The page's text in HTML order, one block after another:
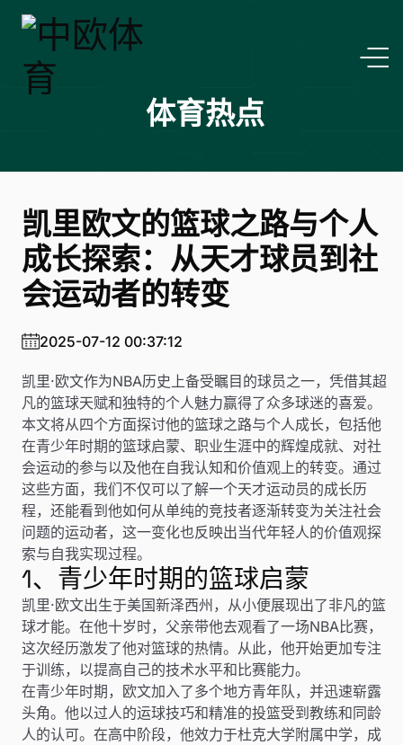
体育热点
凯里欧文的篮球之路与个人
成长探索：从天才球员到社
会运动者的转变
2025-07-12 00:37:12
凯里·欧文作为NBA历史上备受瞩目的球员之一，凭借其超
凡的篮球天赋和独特的个人魅力赢得了众多球迷的喜爱。
本文将从四个方面探讨他的篮球之路与个人成长，包括他
在青少年时期的篮球启蒙、职业生涯中的辉煌成就、对社
会运动的参与以及他在自我认知和价值观上的转变。通过
这些方面，我们不仅可以了解一个天才运动员的成长历
程，还能看到他如何从单纯的竞技者逐渐转变为关注社会
问题的运动者，这一变化也反映出当代年轻人的价值观探
索与自我实现过程。
1、青少年时期的篮球启蒙
凯里·欧文出生于美国新泽西州，从小便展现出了非凡的篮
球才能。在他十岁时，父亲带他去观看了一场NBA比赛，
这次经历激发了他对篮球的热情。从此，他开始更加专注
于训练，以提高自己的技术水平和比赛能力。
在青少年时期，欧文加入了多个地方青年队，并迅速崭露
头角。他以过人的运球技巧和精准的投篮受到教练和同龄
人的认可。在高中阶段，他效力于杜克大学附属中学，成